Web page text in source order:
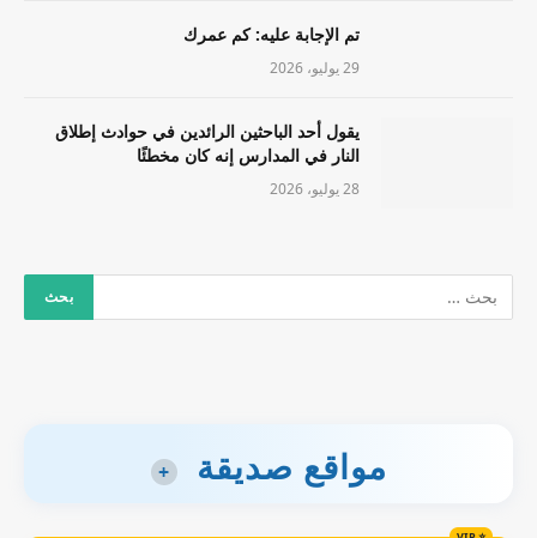
تم الإجابة عليه: كم عمرك
29 يوليو، 2026
يقول أحد الباحثين الرائدين في حوادث إطلاق
النار في المدارس إنه كان مخطئًا
28 يوليو، 2026
مواقع صديقة +